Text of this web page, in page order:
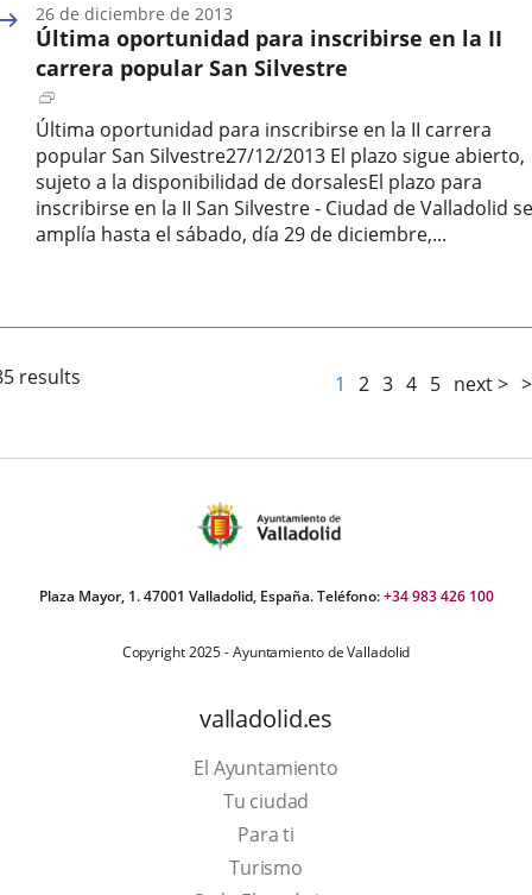
la
noticia
Última oportunidad para inscribirse en la II
carrera popular San Silvestre
Enlace
a
una
aplicación
externa.
Última oportunidad para inscribirse en la II carrera
popular San Silvestre27/12/2013 El plazo sigue abierto,
sujeto a la disponibilidad de dorsalesEl plazo para
inscribirse en la II San Silvestre - Ciudad de Valladolid se
amplía hasta el sábado, día 29 de diciembre,...
noticia
26 de diciembre de 2013
results 1 2 3 4 5 next >
Plaza Mayor, 1. 47001 Valladolid, España. Teléfono:+34 983 426 100
Copyright 2025 - Ayuntamiento de Valladolid
valladolid.es
El Ayuntamiento
Tu ciudad
Para ti
TurismoThis